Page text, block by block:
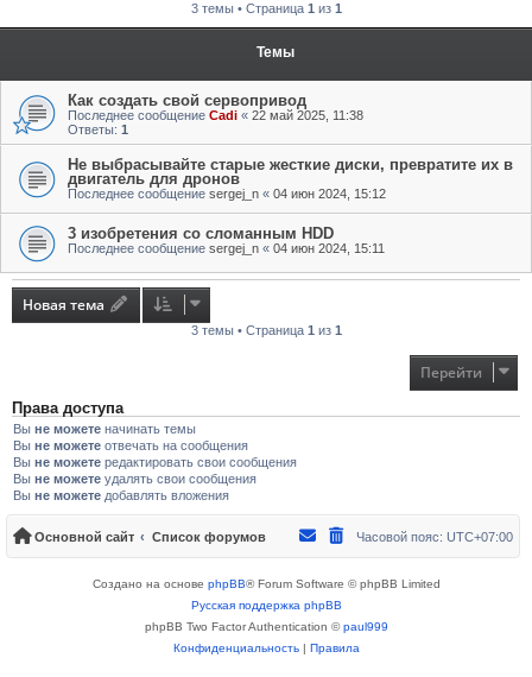
3 темы • Страница 1 из 1
Темы
Как создать свой сервопривод
Последнее сообщение Cadi « 22 май 2025, 11:38
Ответы: 1
Не выбрасывайте старые жесткие диски, превратите их в
двигатель для дронов
Последнее сообщение sergej_n « 04 июн 2024, 15:12
3 изобретения со сломанным HDD
Последнее сообщение sergej_n « 04 июн 2024, 15:11
Новая тема
3 темы • Страница 1 из 1
Перейти
Права доступа
Вы не можете начинать темы
Вы не можете отвечать на сообщения
Вы не можете редактировать свои сообщения
Вы не можете удалять свои сообщения
Вы не можете добавлять вложения
Основной сайт Список форумов Часовой пояс: UTC+07:00
Создано на основе phpBB® Forum Software © phpBB Limited
Русская поддержка phpBB
phpBB Two Factor Authentication ©paul999
Конфиденциальность| Правила